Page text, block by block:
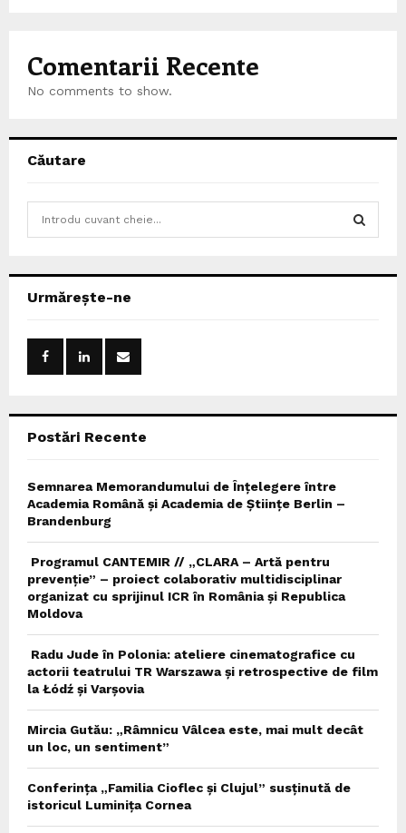
Comentarii Recente
No comments to show.
Căutare
h
Urmărește-ne
Postări Recente
Semnarea Memorandumului de Înțelegere între
Academia Română și Academia de Științe Berlin –
Brandenburg
Programul CANTEMIR // „CLARA – Artă pentru
prevenție” – proiect colaborativ multidisciplinar
organizat cu sprijinul ICR în România și Republica
Moldova
Radu Jude în Polonia: ateliere cinematografice cu
actorii teatrului TR Warszawa și retrospective de film
la Łódź și Varșovia
Mircia Gutău: „Râmnicu Vâlcea este, mai mult decât
un loc, un sentiment”
Conferința „Familia Cioflec și Clujul” susținută de
istoricul Luminița Cornea